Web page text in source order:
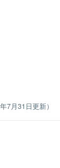
7月31日更新）